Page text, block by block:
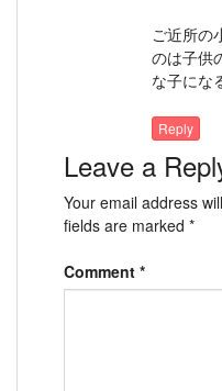
ご近所の
のは子供
な子にな
Reply
Leave a
Your email address
fields are marked *
Comment *